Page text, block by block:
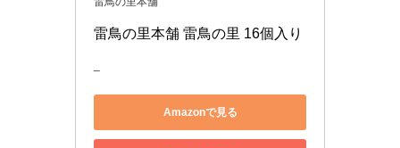
雷鳥の里本舗 雷鳥の里 16個入り
Amazonで見る